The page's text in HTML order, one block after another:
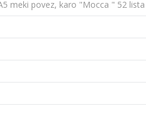
meki povez, karo "Mocca " 52 lista